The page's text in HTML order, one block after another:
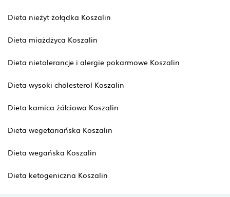
Dieta nieżyt żołądka Koszalin
Dieta miażdżyca Koszalin
Dieta nietolerancje i alergie pokarmowe Koszalin
Dieta wysoki cholesterol Koszalin
Dieta kamica żółciowa Koszalin
Dieta wegetariańska Koszalin
Dieta wegańska Koszalin
Dieta ketogeniczna Koszalin